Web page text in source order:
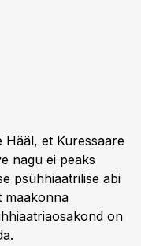
et Kuressaare
nagu ei peaks
psühhiaatrilise abi
maakonna
on